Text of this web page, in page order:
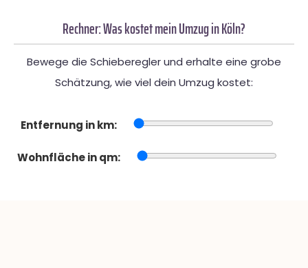
Rechner: Was kostet mein Umzug in Köln?
Bewege die Schieberegler und erhalte eine grobe
Schätzung, wie viel dein Umzug kostet:
Entfernung in km:
Wohnfläche in qm: